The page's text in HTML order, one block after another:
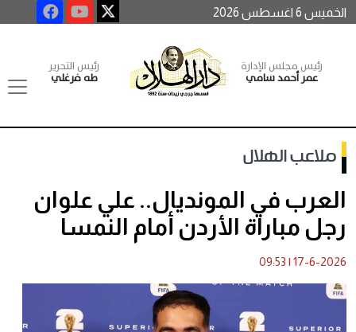
الخميس 6 اغسطس 2026
رئيس مجلس الإدارة
عمر أحمد سامي
رئيس التحرير
طه فرغلي
ملاعب الهلال
العرب في المونديال.. علي علوان
رجل مباراة الأردن أمام النمسا
17-6-2026
|
09:53